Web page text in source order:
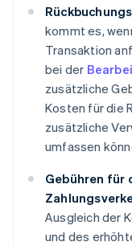
kommt es,
Transaktion
bei der
zusätzliche
Kosten für die
zusätzliche
umfassen
Gebühren für
Ausgleich der
und des